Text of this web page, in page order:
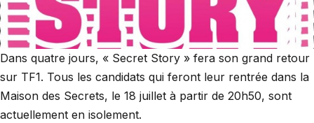
Dans quatre jours, « Secret Story » fera son grand retour
sur TF1. Tous les candidats qui feront leur rentrée dans la
Maison des Secrets, le 18 juillet à partir de 20h50, sont
actuellement en isolement.